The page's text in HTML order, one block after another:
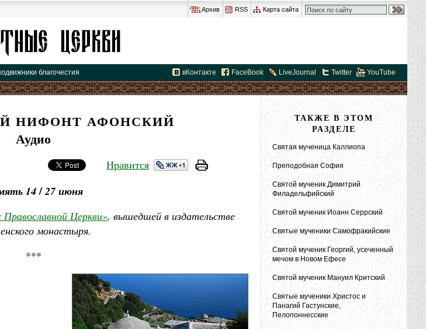
Архив RSS Карта сайта
благочестия вКонтакте FaceBook LiveJournal Twitter YouTube
НИФОНТ АФОНСКИЙ
Аудио
Нравится
14 /27 июня
Церкви», вышедшей в издательстве
монастыря.
***
ТАКЖЕ В ЭТОМ
РАЗДЕЛЕ
Святая мученица Каллиопа
Преподобная София
Святой мученик Димитрий
Филадельфийский
Святой мученик Иоанн Серрский
Святые мученики Самофракийские
Святой мученик Георгий, усеченный
мечом в Новом Ефесе
Святой мученик Мануил Критский
Святые мученики Христос и
Панагий Гастунские,
Пелопоннесские